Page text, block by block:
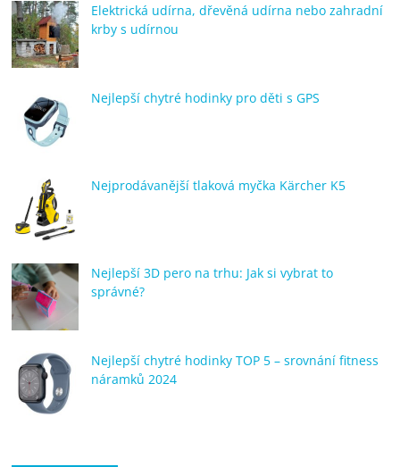
Elektrická udírna, dřevěná udírna nebo zahradní
krby s udírnou
Nejlepší chytré hodinky pro děti s GPS
Nejprodávanější tlaková myčka Kärcher K5
Nejlepší 3D pero na trhu: Jak si vybrat to
správné?
Nejlepší chytré hodinky TOP 5 – srovnání fitness
náramků 2024